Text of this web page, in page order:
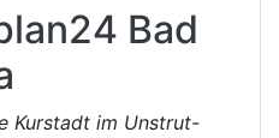
Bad
Kurstadt im Unstrut-